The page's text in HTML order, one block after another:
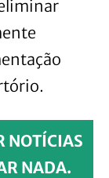
NOTÍCIAS
NADA.